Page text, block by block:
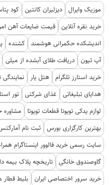
موزیک وایرال دیزلیران کانتین کود
خرید نقره آنلاین قیمت ضایعات آهن
اندیشکده حکمرانی هوشمند کشنده
آپ تیون دریافت طلای آبشده از میلی
خرید استارز تلگرام هتل یار
هدایای تبلیغاتی
غذای شرکتی تور
لوازم یدکی تویوتا قطعات تویوتا
مشاوره
بهترین کارگزاری بورس
ثبت نام
سایت رسمی خرید فالوور اینستاگرام
گاوصندوق خانگی تاریخچه پلاک بیمه
خرید سرور اختصاصی ایران
بلیط